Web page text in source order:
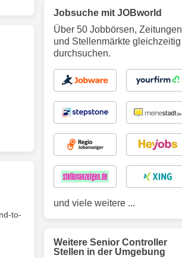
to-
Jobsuche mit JOBworld
Über 50 Jobbörsen, Zeitungen
und Stellenmärkte gleichzeitig
durchsuchen.
und viele weitere ...
Weitere Senior Controller
Stellen in der Umgebung